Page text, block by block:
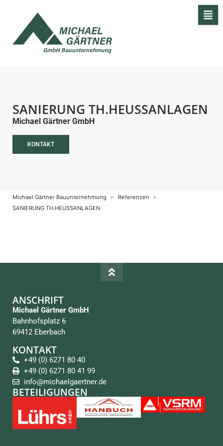
SANIERUNG TH.HEUSSANLAGEN
Michael Gärtner GmbH
KONTAKT
Michael Gärtner Bauunternehmung
Referenzen
SANIERUNG TH.HEUSSANLAGEN
ANSCHRIFT
Michael Gärtner GmbH
Bahnhofsplatz 6
69412 Eberbach
KONTAKT
+49 (0) 6271 80 40
+49 (0) 6271 80 41 99
info@michaelgaertner.de
BETEILIGUNGEN